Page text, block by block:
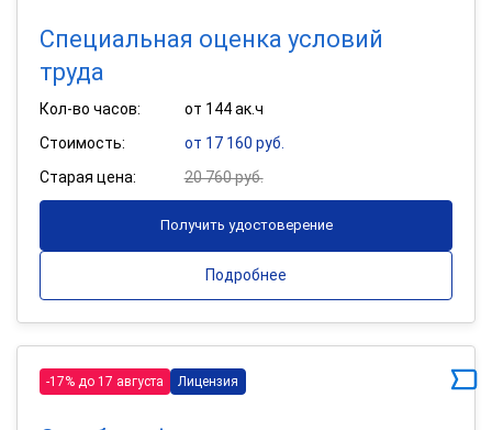
Специальная оценка условий
труда
Кол-во часов:
от 144 ак.ч
Стоимость:
от 17 160 руб.
Старая цена:
20 760 руб.
Получить удостоверение
Подробнее
-17% до 17 августа Лицензия